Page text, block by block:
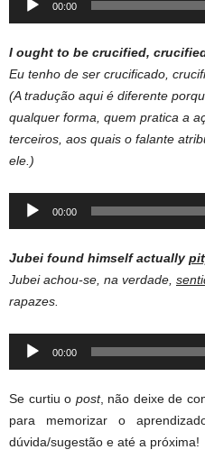
00:00
I ought to be crucified,
Eu tenho de ser crucificado,
(A tradução aqui é diferente
qualquer forma, quem pratica a
terceiros, aos quais o falante
ele.)
Audio
00:00
Jubei found himself actually
Jubei achou-se, na verdade,
rapazes.
Audio
00:00
Se curtiu o post, não deixe de
para memorizar o
dúvida/sugestão e até a próxima!